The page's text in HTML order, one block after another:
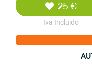
25 €
Iva Incluido